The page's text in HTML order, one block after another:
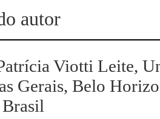
autor
Viotti Leite,
Gerais, Belo